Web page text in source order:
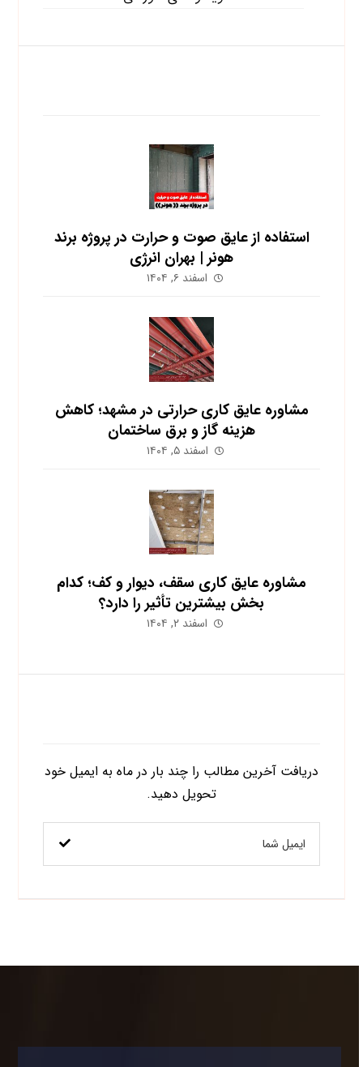
استفاده از عایق صوت و حرارت در پروژه برند
هونر | بهران انرژی
اسفند ۶, ۱۴۰۴
مشاوره عایق کاری حرارتی در مشهد؛ کاهش
هزینه گاز و برق ساختمان
اسفند ۵, ۱۴۰۴
مشاوره عایق کاری سقف، دیوار و کف؛ کدام
بخش بیشترین تأثیر را دارد؟
اسفند ۲, ۱۴۰۴
دریافت آخرین مطالب را چند بار در ماه به ایمیل خود
تحویل دهید.